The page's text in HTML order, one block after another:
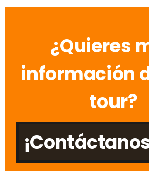
¿Quieres
información
tour?